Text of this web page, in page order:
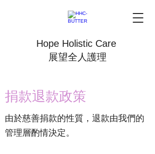
Hope Holistic Care
展望全人護理
捐款退款政策
由於慈善捐款的性質，退款由我們的
管理層酌情決定。